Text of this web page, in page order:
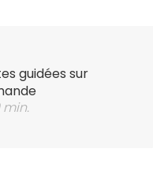
guidées sur
min.